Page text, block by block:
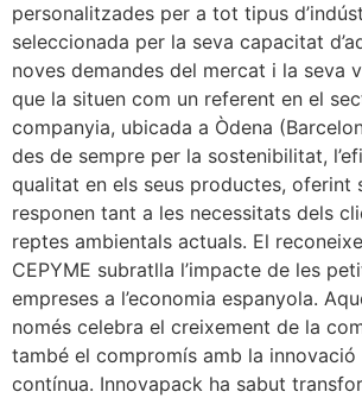
personalitzades per a tot tipus
seleccionada per la seva capacitat
noves demandes del mercat i la seva
que la situen com un referent en el
companyia, ubicada a Òdena
des de sempre per la sostenibilitat,
qualitat en els seus productes, oferint
responen tant a les necessitats dels
reptes ambientals actuals. El
CEPYME subratlla l’impacte de les
empreses a l’economia espanyola.
només celebra el creixement de la
també el compromís amb la innovació
contínua. Innovapack ha sabut